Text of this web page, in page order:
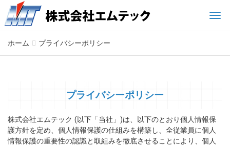
ホーム プライバシーポリシー
プライバシーポリシー
株式会社エムテック (以下「当社」)は、以下のとおり個人情報保
護方針を定め、個人情報保護の仕組みを構築し、全従業員に個人
情報保護の重要性の認識と取組みを徹底させることにより、個人